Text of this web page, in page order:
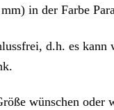
in der Farbe
d.h. es kann
wünschen oder